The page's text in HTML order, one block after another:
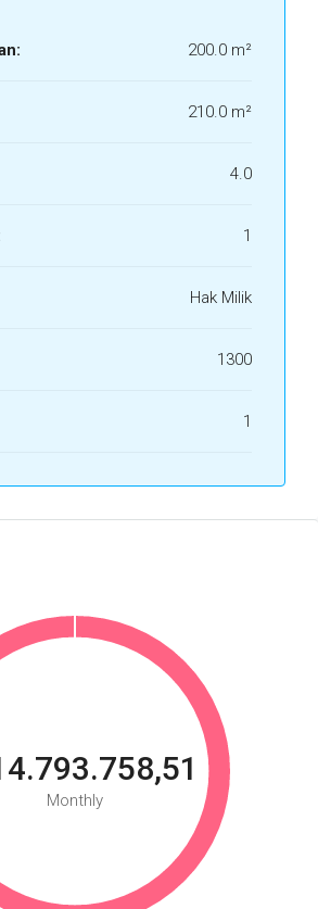
200.0 m²
210.0 m²
4.0
1
Hak Milik
1300
1
Monthly